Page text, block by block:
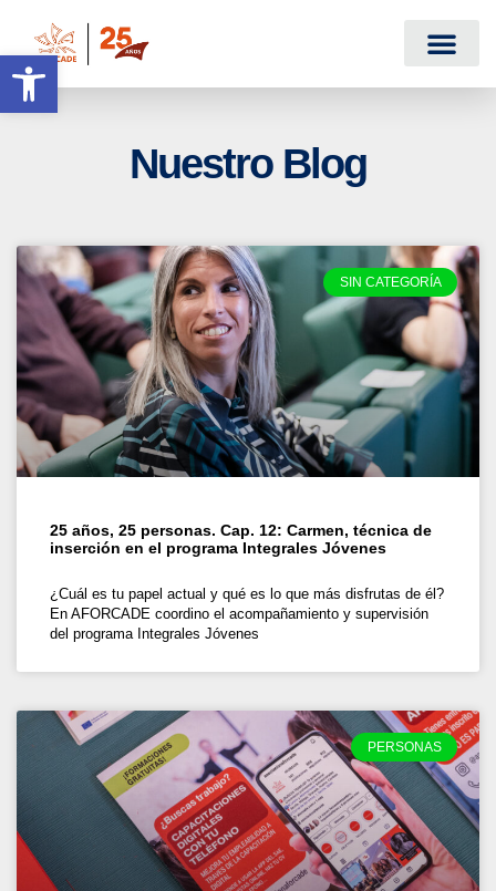
Abrir barra de herramientas
Nuestro Blog
SIN CATEGORÍA
25 años, 25 personas. Cap. 12: Carmen, técnica de
inserción en el programa Integrales Jóvenes
¿Cuál es tu papel actual y qué es lo que más disfrutas de él?
En AFORCADE coordino el acompañamiento y supervisión
del programa Integrales Jóvenes
PERSONAS